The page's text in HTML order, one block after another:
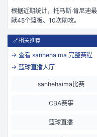
根据近期统计， 托马斯·肯尼迪
献45个篮板、 10次助攻。
🔗相关推荐
→ 查看 sanhehaima 完整赛程
→ 篮球直播大厅
sanhehaima比赛
CBA赛事
篮球直播